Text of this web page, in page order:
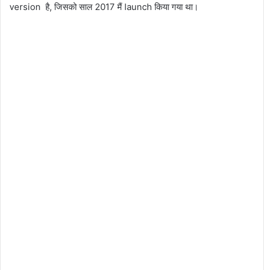
version है, जिसको साल 2017 मैं launch किया गया था।